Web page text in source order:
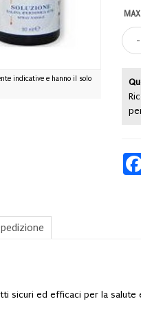
indicative e hanno il solo
-
sicuri ed efficaci per la salute